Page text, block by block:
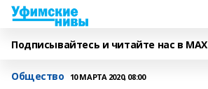
Подписывайтесь и читайте нас в MAX
Общество 10 МАРТА 2020, 08:00